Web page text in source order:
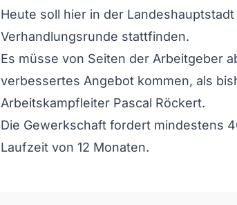
Heute soll hier in der
Verhandlungsrunde stattfinden.
Es müsse von Seiten der Arbeitgeber
verbessertes Angebot kommen, als
Arbeitskampfleiter Pascal Röckert.
Die Gewerkschaft fordert mindestens
Laufzeit von 12 Monaten.